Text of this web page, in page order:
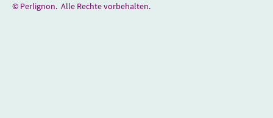
© Perlignon. Alle Rechte vorbehalten.